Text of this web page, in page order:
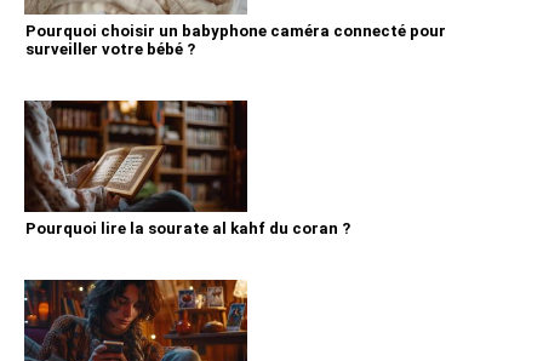
Pourquoi choisir un babyphone caméra connecté pour
surveiller votre bébé ?
Pourquoi lire la sourate al kahf du coran ?